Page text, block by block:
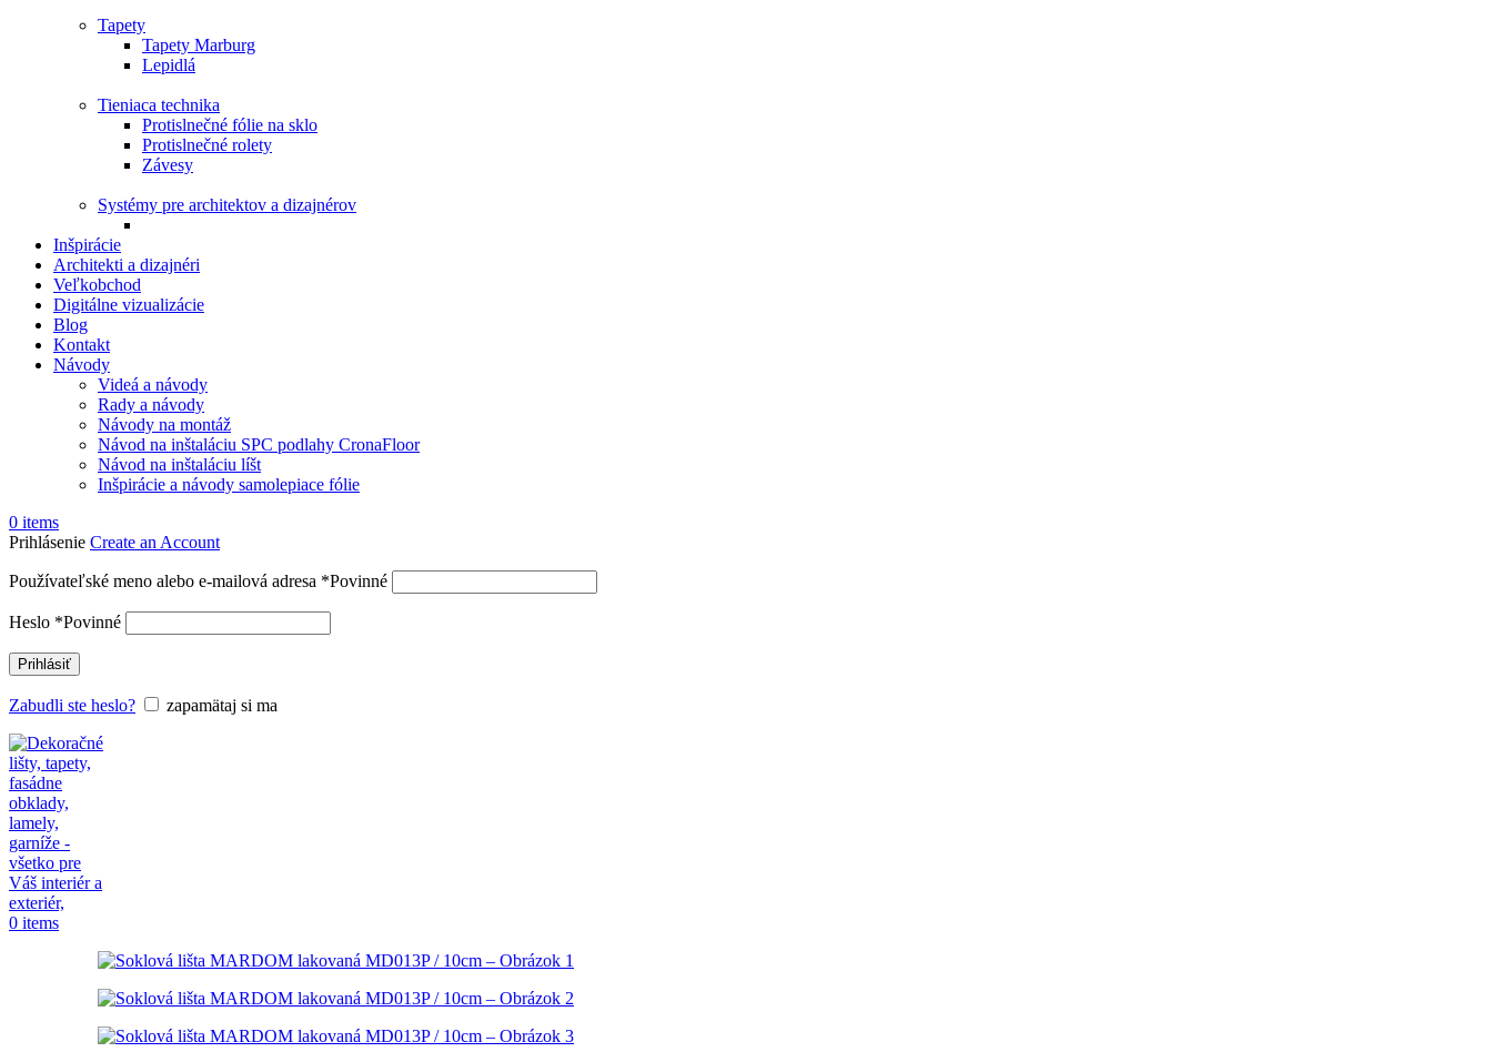
Tapety
Tapety Marburg
Lepidlá
Tieniaca technika
Protislnečné fólie na sklo
Protislnečné rolety
Závesy
Systémy pre architektov a dizajnérov
Inšpirácie
Architekti a dizajnéri
Veľkobchod
Digitálne vizualizácie
Blog
Kontakt
Návody
Videá a návody
Rady a návody
Návody na montáž
Návod na inštaláciu SPC podlahy CronaFloor
Návod na inštaláciu líšt
Inšpirácie a návody samolepiace fólie
0 items
Prihlásenie Create an Account
Používateľské meno alebo e-mailová adresa *Povinné
Heslo *Povinné
Prihlásiť
Zabudli ste heslo? zapamätaj si ma
0 items